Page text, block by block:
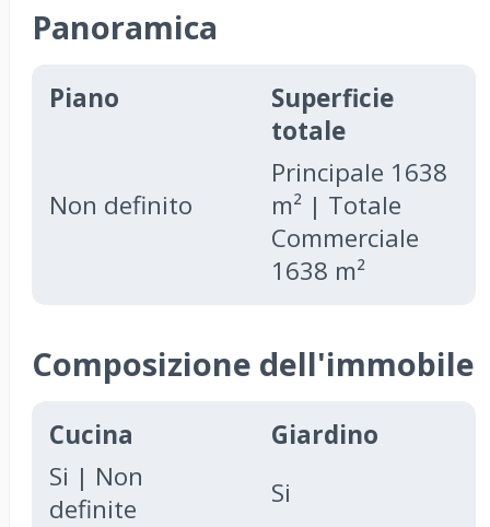
Panoramica
Piano
Non definito
Superficie
totale
Principale 1638
m² | Totale
Commerciale
1638 m²
Composizione dell'immobile
Cucina
Si | Non
definite
Giardino
Si